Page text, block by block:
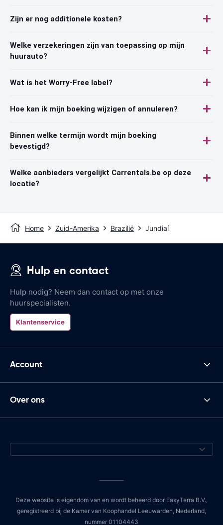
Zijn er nog additionele kosten?
Welke verzekeringen zijn van toepassing op mijn
huurauto?
Wat is het Worry-Free label?
Hoe kan ik mijn boeking wijzigen of annuleren?
Binnen welke termijn wordt mijn boeking
bevestigd?
Welke aanbieders vergelijkt Carrentals.be op deze
locatie?
Home Zuid-Amerika Brazilië Jundiaí
Hulp en contact
Hulp nodig? Neem dan contact op met onze
huurspecialisten.
Klantenservice
Account
Over ons
Deze website is eigendom van en wordt beheerd door EasyTerra B.V.,
geregistreerd bij de Kamer van Koophandel Leeuwarden, Nederland,
nummer 01104443